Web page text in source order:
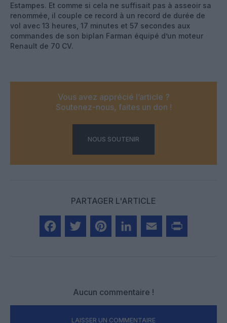
Estampes. Et comme si cela ne suffisait pas à asseoir sa
renommée, il couple ce record à un record de durée de
vol avec 13 heures, 17 minutes et 57 secondes aux
commandes de son biplan Farman équipé d’un moteur
Renault de 70 CV.
Vous avez apprécié l’article ?
Soutenez-nous, faites un don !
NOUS SOUTENIR
PARTAGER L'ARTICLE
Aucun commentaire !
LAISSER UN COMMENTAIRE